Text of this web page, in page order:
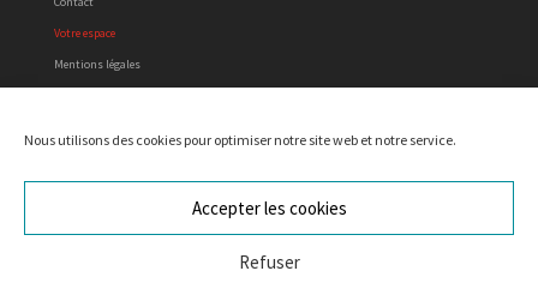
Nous utilisons des cookies pour optimiser notre site web et notre service.
Accepter les cookies
Refuser
Votre espace
Mentions légales